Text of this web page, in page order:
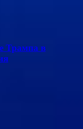
Трампа в